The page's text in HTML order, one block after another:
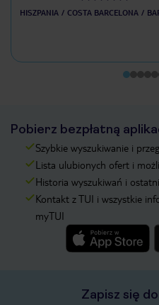
HISZPANIA COSTA BARCELONA
Pobierz bezpłatną
Szybkie wyszukiwanie i
Lista ulubionych ofert i
Historia wyszukiwań i
Kontakt z TUI i wszystkie
myTUI
Zapisz się